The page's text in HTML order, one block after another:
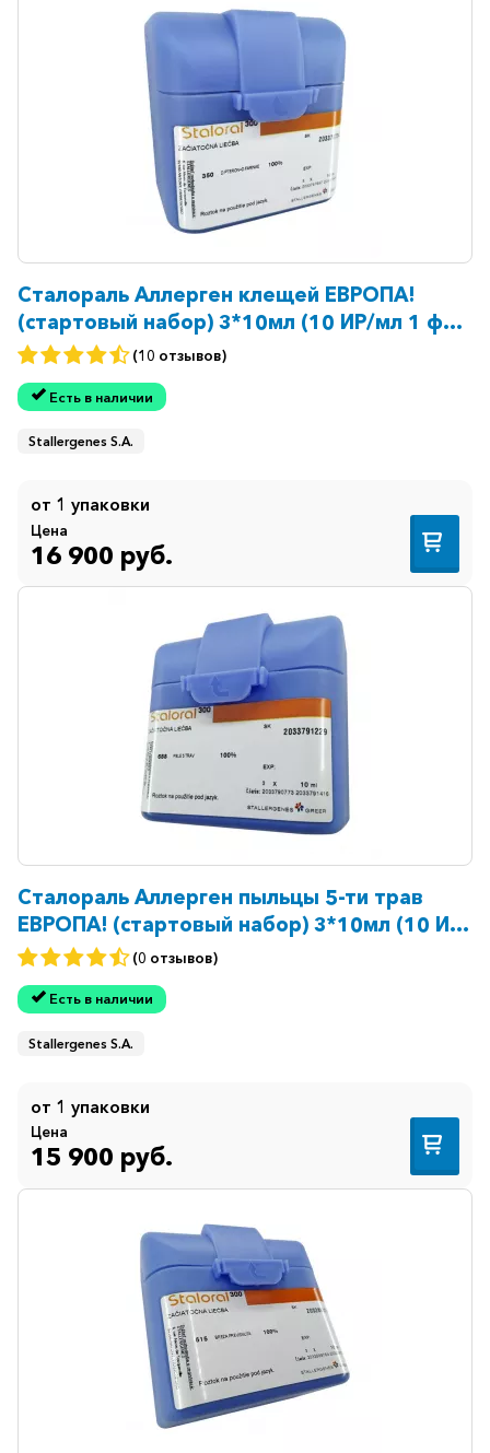
Сталораль Аллерген клещей ЕВРОПА!
(стартовый набор) 3*10мл (10 ИР/мл 1 фл
+ 300 ИР/мл 2 фл)
(10 отзывов)
Есть в наличии
Stallergenes S.A.
от 1 упаковки
Цена
16 900 руб.
Сталораль Аллерген пыльцы 5-ти трав
ЕВРОПА! (стартовый набор) 3*10мл (10 ИР/
мл 1 фл + 300 ИР/мл 2 фл)
(0 отзывов)
Есть в наличии
Stallergenes S.A.
от 1 упаковки
Цена
15 900 руб.